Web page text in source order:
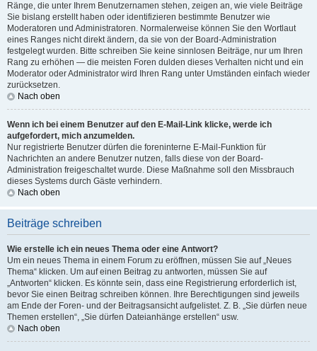
Ränge, die unter Ihrem Benutzernamen stehen, zeigen an, wie viele Beiträge
Sie bislang erstellt haben oder identifizieren bestimmte Benutzer wie
Moderatoren und Administratoren. Normalerweise können Sie den Wortlaut
eines Ranges nicht direkt ändern, da sie von der Board-Administration
festgelegt wurden. Bitte schreiben Sie keine sinnlosen Beiträge, nur um Ihren
Rang zu erhöhen — die meisten Foren dulden dieses Verhalten nicht und ein
Moderator oder Administrator wird Ihren Rang unter Umständen einfach wieder
zurücksetzen.
Nach oben
Wenn ich bei einem Benutzer auf den E-Mail-Link klicke, werde ich
aufgefordert, mich anzumelden.
Nur registrierte Benutzer dürfen die foreninterne E-Mail-Funktion für
Nachrichten an andere Benutzer nutzen, falls diese von der Board-
Administration freigeschaltet wurde. Diese Maßnahme soll den Missbrauch
dieses Systems durch Gäste verhindern.
Nach oben
Beiträge schreiben
Wie erstelle ich ein neues Thema oder eine Antwort?
Um ein neues Thema in einem Forum zu eröffnen, müssen Sie auf „Neues
Thema“ klicken. Um auf einen Beitrag zu antworten, müssen Sie auf
„Antworten“ klicken. Es könnte sein, dass eine Registrierung erforderlich ist,
bevor Sie einen Beitrag schreiben können. Ihre Berechtigungen sind jeweils
am Ende der Foren- und der Beitragsansicht aufgelistet. Z. B. „Sie dürfen neue
Themen erstellen“, „Sie dürfen Dateianhänge erstellen“ usw.
Nach oben